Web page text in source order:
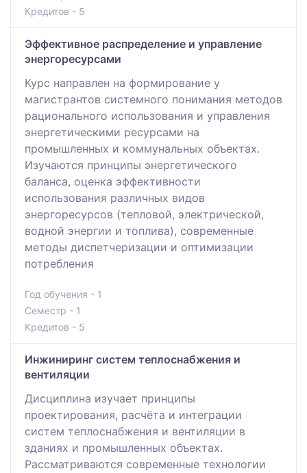
Кредитов - 5
Эффективное распределение и управление
энергоресурсами
Курс направлен на формирование у
магистрантов системного понимания методов
рационального использования и управления
энергетическими ресурсами на
промышленных и коммунальных объектах.
Изучаются принципы энергетического
баланса, оценка эффективности
использования различных видов
энергоресурсов (тепловой, электрической,
водной энергии и топлива), современные
методы диспетчеризации и оптимизации
потребления
Год обучения - 1
Семестр - 1
Кредитов - 5
Инжиниринг систем теплоснабжения и
вентиляции
Дисциплина изучает принципы
проектирования, расчёта и интеграции
систем теплоснабжения и вентиляции в
зданиях и промышленных объектах.
Рассматриваются современные технологии